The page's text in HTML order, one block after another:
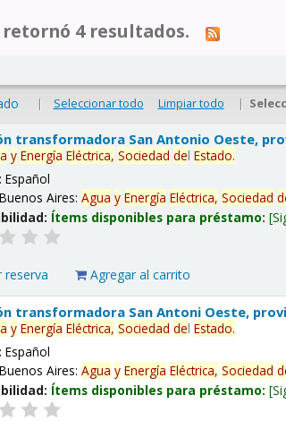
4 resultados.
| Seleccionar todo Limpiar todo |
transformadora San Antonio Oeste,
y Energía Eléctrica, Sociedad delEstado.
Español
Buenos Aires:Agua y Energía Eléctrica, Sociedad
Ítems disponibles para préstamo:
reserva Agregar al carrito
transformadora San Antoni Oeste,
y Energía Eléctrica, Sociedad delEstado.
Español
Buenos Aires:Agua y Energía Eléctrica, Sociedad
Ítems disponibles para préstamo: